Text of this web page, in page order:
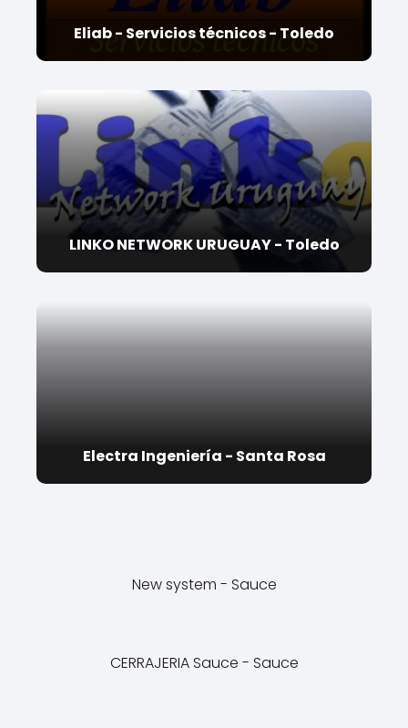
Eliab - Servicios técnicos - Toledo
LINKO NETWORK URUGUAY - Toledo
Electra Ingeniería - Santa Rosa
New system - Sauce
CERRAJERIA Sauce - Sauce